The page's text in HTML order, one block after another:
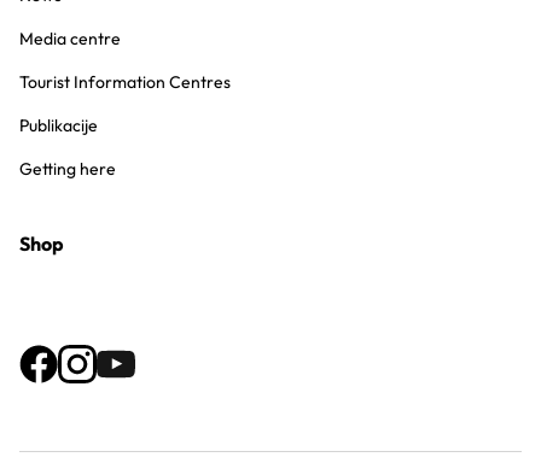
Media centre
Tourist Information Centres
Publikacije
Getting here
Shop